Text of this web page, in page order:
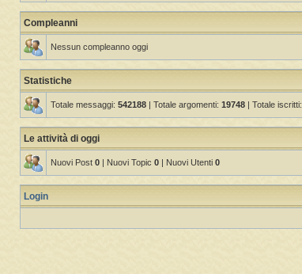
Compleanni
Nessun compleanno oggi
Statistiche
Totale messaggi: 542188 | Totale argomenti: 19748 | Totale iscritti:
Le attività di oggi
Nuovi Post 0 | Nuovi Topic 0 | Nuovi Utenti 0
Login